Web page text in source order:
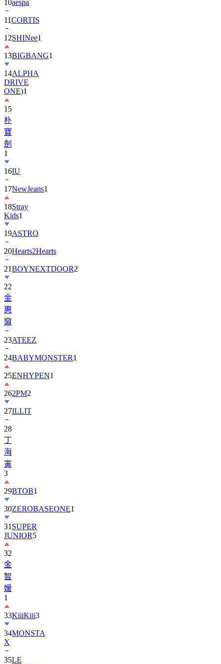
11CORTIS
12SHINee1
13BIGBANG
14ALPHA
DRIVE
ONE)1
15
朴
寶
劍
1
16
17NewJeans
18Stray
Kids
19ASTRO
20Hearts2Hearts
21BOYNEXTDOOR
22
金
惠
奫
23
24BABYMONSTER
25ENHYPEN1
262PM2
27ILLIT
28
丁
海
寅
3
29
30ZEROBASEONE
31SUPER
JUNIOR
32
金
智
媛
1
33
34MONSTA
X
35
SSERAFIM